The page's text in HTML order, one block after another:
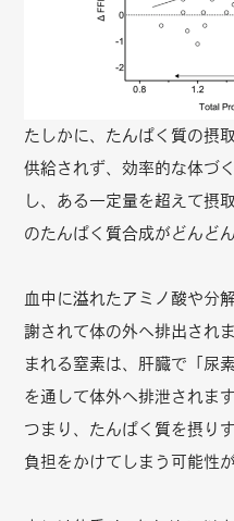
たしかに、たんぱく質の摂
供給されず、効率的な体づ
し、ある一定量を超えて摂
のたんぱく質合成がどんど
血中に溢れたアミノ酸や分
謝されて体の外へ排出され
まれる窒素は、肝臓で「尿
を通して体外へ排泄されます
つまり、たんぱく質を摂り
負担をかけてしまう可能性